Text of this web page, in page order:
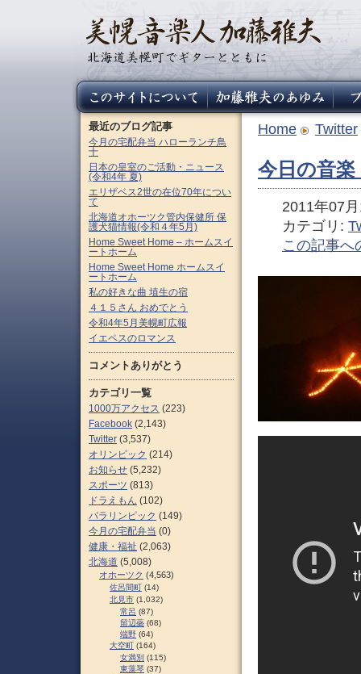
Home Twitter
今日の音楽
2011年07
カテゴリ:
この記事へ
最近のブログ記事
今月の宅配弁当 ハローランチ鳥
十
日本の皇室のご活動・ニュース
(令和4年 夏)
エリザベス2世の在位70年につい
て
北海道オホーツク管内保健所 保
護犬猫情報(令和４年5月)
Home Sweet Home – ホームスイ
ートホーム
Home Sweet Home ホームスイ
ートホーム
私の好きな曲 埴生の宿
４１５さん おめでとう
令和4年5月美幌町広報
イエペスのロマンス
コメントありがとう
カテゴリ一覧
1000万アクセス (223)
Facebook (2,143)
Twitter (3,537)
オリンピック (214)
お知らせ (5,232)
スポーツ (813)
ドラえもん (102)
パラリンピック (149)
今月の宅配弁当 (0)
健康・福祉 (2,063)
北海道 (5,008)
オホーツク (4,563)
佐呂間町 (14)
北見市 (1,032)
常呂 (87)
留辺蘂 (68)
端野 (64)
大空町 (164)
女満別 (115)
東藻琴 (37)